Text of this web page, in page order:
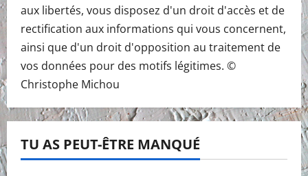
aux libertés, vous disposez d'un droit d'accès et de
rectification aux informations qui vous concernent,
ainsi que d'un droit d'opposition au traitement de
vos données pour des motifs légitimes. ©
Christophe Michou
TU AS PEUT-ÊTRE MANQUÉ